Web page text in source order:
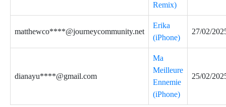
Remix)
matthewco****@journeycommunity.net
Erika
(iPhone)
27/02/
dianayu****@gmail.com
Ma
Meilleure
Ennemie
(iPhone)
25/02/